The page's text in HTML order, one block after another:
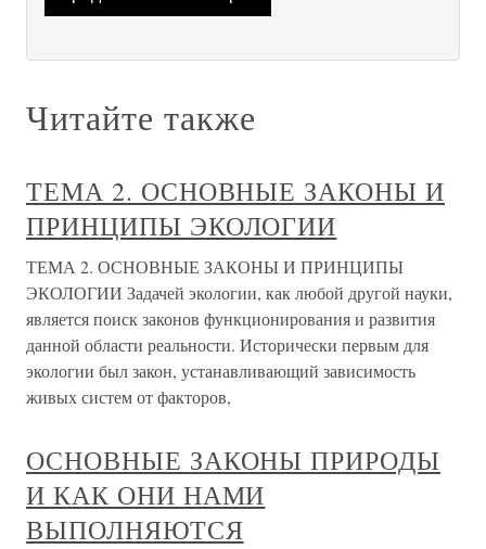
Читайте также
ТЕМА 2. ОСНОВНЫЕ ЗАКОНЫ И
ПРИНЦИПЫ ЭКОЛОГИИ
ТЕМА 2. ОСНОВНЫЕ ЗАКОНЫ И ПРИНЦИПЫ
ЭКОЛОГИИ Задачей экологии, как любой другой науки,
является поиск законов функционирования и развития
данной области реальности. Исторически первым для
экологии был закон, устанавливающий зависимость
живых систем от факторов,
ОСНОВНЫЕ ЗАКОНЫ ПРИРОДЫ
И КАК ОНИ НАМИ
ВЫПОЛНЯЮТСЯ